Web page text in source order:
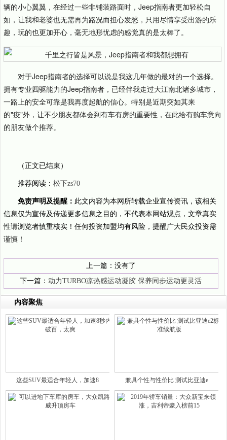
辆的小心翼翼，在经过一些非铺装路面时，Jeep指南者更加轻松自
如，让我和老婆也无需再为路况而担心发愁，只用尽情享受出游的乐
趣，玩的也更加开心，毫无地形忧虑的感觉真的是太棒了。
对于Jeep指南者的选择可以说是我这几年做的最对的一个选择。
拥有专业四驱能力的Jeep指南者，已经伴我走过大江南北诸多城市，
一路上的安全可靠是我再度起航的信心。特别是近期突如其来
的"疫"外，让不少朋友都体会到有车有房的重要性，在此给有购车意向
的朋友做个推荐。
（正文已结束）
推荐阅读： 松下zs70
免责声明及提醒： 此文内容为本网所转载企业宣传资讯，该相关
信息仅为宣传及传递更多信息之目的，不代表本网站观点，文章真实
性请浏览者慎重核实！任何投资加盟均有风险，提醒广大民众投资需
谨慎！
上一篇：没有了
下一篇：动力TURBO凉热感运动凝胶 保养同步运动更灵活
内容聚焦
这些SUV最适合年轻人，加速8 兼具个性与性价比 测试比亚迪e